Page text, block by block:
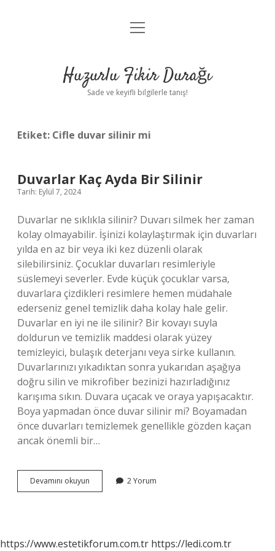
Anasayfa
Yasal Uyarı
menüyü
Huzurlu Fikir Durağı
Sade ve keyifli bilgilerle tanış!
Etiket: Cifle duvar silinir mi
Duvarlar Kaç Ayda Bir Silinir
Tarih: Eylül 7, 2024
Duvarlar ne sıklıkla silinir? Duvarı silmek her zaman
kolay olmayabilir. İşinizi kolaylaştırmak için duvarları
yılda en az bir veya iki kez düzenli olarak
silebilirsiniz. Çocuklar duvarları resimleriyle
süslemeyi severler. Evde küçük çocuklar varsa,
duvarlara çizdikleri resimlere hemen müdahale
ederseniz genel temizlik daha kolay hale gelir.
Duvarlar en iyi ne ile silinir? Bir kovayı suyla
doldurun ve temizlik maddesi olarak yüzey
temizleyici, bulaşık deterjanı veya sirke kullanın.
Duvarlarınızı yıkadıktan sonra yukarıdan aşağıya
doğru silin ve mikrofiber bezinizi hazırladığınız
karışıma sıkın. Duvara uçacak ve oraya yapışacaktır.
Boya yapmadan önce duvar silinir mi? Boyamadan
önce duvarları temizlemek genellikle gözden kaçan
ancak önemli bir…
Devamını okuyun Duvarlar
Kaç
2 Yorum
https://www.estetikforum.com.tr https://ledi.com.tr